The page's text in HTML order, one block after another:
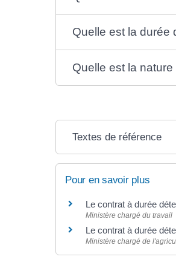
Quelle est la durée
Quelle est la
Textes de référence
Pour en savoir plus
Le contrat à durée
Ministère chargé du travail
Le contrat à durée
Ministère chargé de